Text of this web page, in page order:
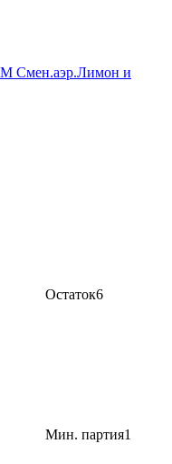
М Смен.аэр.Лимон и
Остаток6
Мин. партия1